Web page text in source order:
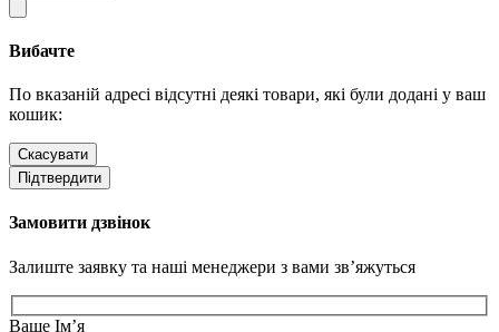
Вибачте
По вказаній адресі відсутні деякі товари, які були додані у ваш
кошик:
Скасувати
Підтвердити
Замовити дзвінок
Залиште заявку та наші менеджери з вами зв’яжуться
Ваше Ім’я